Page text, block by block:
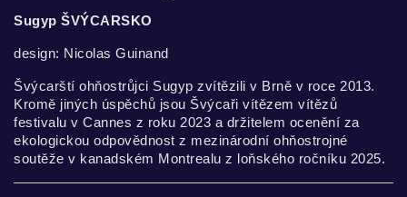
Sugyp ŠVÝCARSKO
design: Nicolas Guinand
Švýcarští ohňostrůjci Sugyp zvítězili v Brně v roce 2013.
Kromě jiných úspěchů jsou Švýcaři vítězem vítězů
festivalu v Cannes z roku 2023 a držitelem ocenění za
ekologickou odpovědnost z mezinárodní ohňostrojné
soutěže v kanadském Montrealu z loňského ročníku 2025.